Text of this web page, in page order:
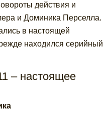
действия и
и Доминика Перселла.
в настоящей
находился серийный
– настоящее